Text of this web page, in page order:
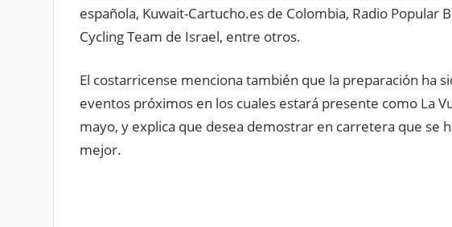
española, Kuwait-Cartucho.es de Colombia, Radio Popular
Cycling Team de Israel, entre otros.
El costarricense menciona también que la preparación ha
eventos próximos en los cuales estará presente como La
mayo, y explica que desea demostrar en carretera que se
mejor.